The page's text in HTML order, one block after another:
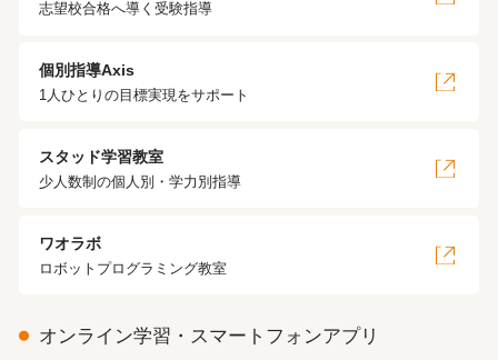
志望校合格へ導く受験指導
個別指導Axis
1人ひとりの目標実現をサポート
スタッド学習教室
少人数制の個人別・学力別指導
ワオラボ
ロボットプログラミング教室
オンライン学習・スマートフォンアプリ